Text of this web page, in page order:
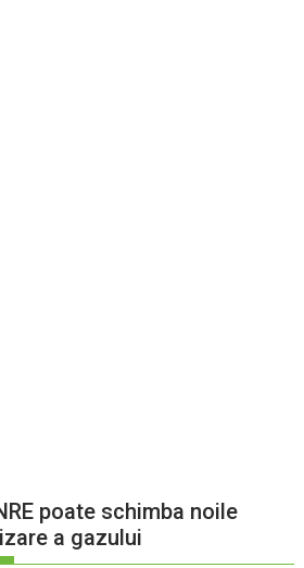
poate schimba noile
a gazului